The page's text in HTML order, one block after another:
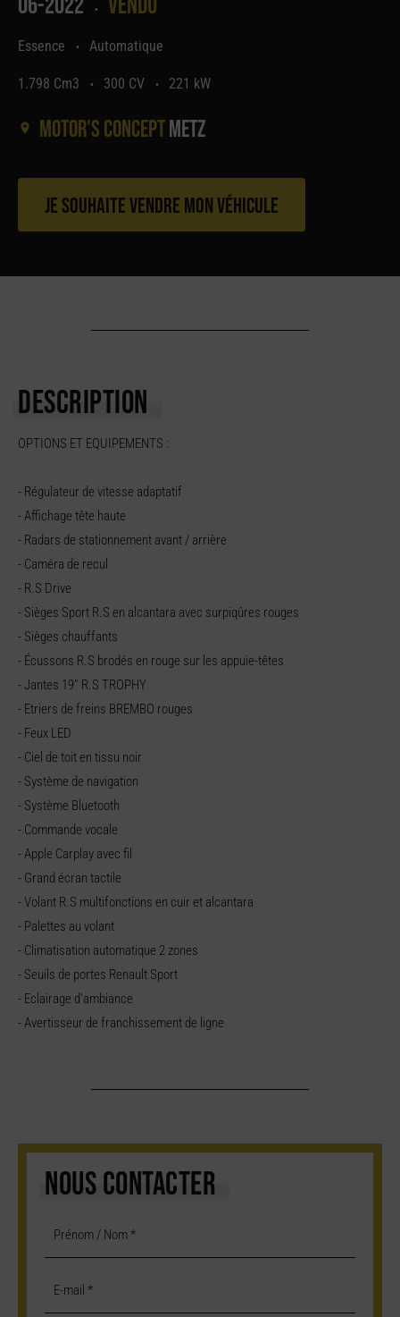
•
Essence • Automatique
1.798 Cm3 • 300 CV • 221 kW
Motor's conceptMetz
Je souhaite vendre mon véhicule
DESCRIPTION
OPTIONS ET EQUIPEMENTS :
- Régulateur de vitesse adaptatif
- Affichage tête haute
- Radars de stationnement avant / arrière
- Caméra de recul
- R.S Drive
- Sièges Sport R.S en alcantara avec surpiqûres rouges
- Sièges chauffants
- Écussons R.S brodés en rouge sur les appuie-têtes
- Jantes 19’’ R.S TROPHY
- Etriers de freins BREMBO rouges
- Feux LED
- Ciel de toit en tissu noir
- Système de navigation
- Système Bluetooth
- Commande vocale
- Apple Carplay avec fil
- Grand écran tactile
- Volant R.S multifonctions en cuir et alcantara
- Palettes au volant
- Climatisation automatique 2 zones
- Seuils de portes Renault Sport
- Eclairage d’ambiance
- Avertisseur de franchissement de ligne
NOUS CONTACTER